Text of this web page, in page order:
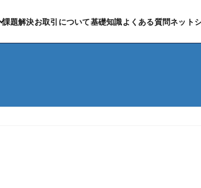
課題解決お取引について基礎知識よくある質問ネット
（外部